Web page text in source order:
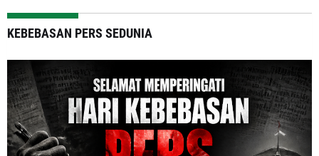
KEBEBASAN PERS SEDUNIA